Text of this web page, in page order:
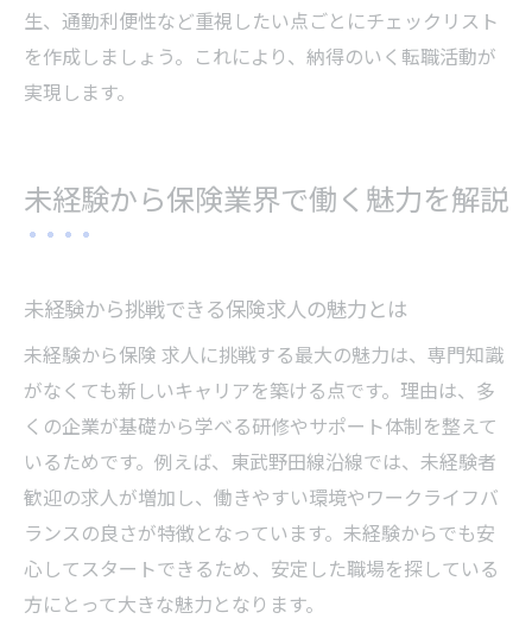
保険求人で長期的なキャリアを築く秘訣
安心して長く働ける保険求人の選び方ガイド
安心できる保険求人の見極め方を伝授
保険求人で重視するべき福利厚生ポイント
生、通勤利便性など重視したい点ごとにチェックリスト
を作成しましょう。これにより、納得のいく転職活動が
実現します。
未経験から保険業界で働く魅力を解説
未経験から挑戦できる保険求人の魅力とは
未経験から保険 求人に挑戦する最大の魅力は、専門知識
がなくても新しいキャリアを築ける点です。理由は、多
くの企業が基礎から学べる研修やサポート体制を整えて
いるためです。例えば、東武野田線沿線では、未経験者
歓迎の求人が増加し、働きやすい環境やワークライフバ
ランスの良さが特徴となっています。未経験からでも安
心してスタートできるため、安定した職場を探している
方にとって大きな魅力となります。